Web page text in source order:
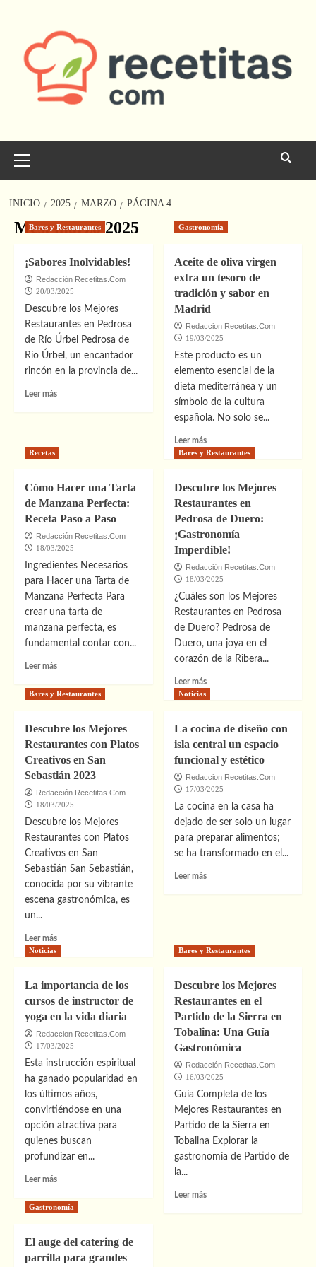
contenido
principal
INICIO 2025 MARZO PÁGINA 4
Mes:marzo 2025
Bares y Restaurantes
¡Sabores Inolvidables!
Redacción Recetitas.Com
20/03/2025
Descubre los Mejores
Restaurantes en Pedrosa
de Río Úrbel Pedrosa de
Río Úrbel, un encantador
rincón en la provincia de...
Leer másLeer
Inolvidables!
Gastronomía
Aceite de oliva virgen
extra un tesoro de
tradición y sabor en
Madrid
Redaccion Recetitas.Com
19/03/2025
Este producto es un
elemento esencial de la
dieta mediterránea y un
símbolo de la cultura
española. No solo se...
Leer másLeer
más
de
oliva
virgen
extra
un
de
y
sabor
en
Madrid
Recetas
Cómo Hacer una Tarta
de Manzana Perfecta:
Receta Paso a Paso
Redacción Recetitas.Com
18/03/2025
Ingredientes Necesarios
para Hacer una Tarta de
Manzana Perfecta Para
crear una tarta de
manzana perfecta, es
fundamental contar con...
Leer másLeer
sobre
una
Tarta
de
Manzana
Receta
a
Paso
Bares y Restaurantes
Descubre los Mejores
Restaurantes en
Pedrosa de Duero:
¡Gastronomía
Imperdible!
Redacción Recetitas.Com
18/03/2025
¿Cuáles son los Mejores
Restaurantes en Pedrosa
de Duero? Pedrosa de
Duero, una joya en el
corazón de la Ribera...
Leer másLeer
más
los
Mejores
Restaurantes
en
Pedrosa
¡Gastronomía
Imperdible!
Bares y Restaurantes
Descubre los Mejores
Restaurantes con Platos
Creativos en San
Sebastián 2023
Redacción Recetitas.Com
18/03/2025
Descubre los Mejores
Restaurantes con Platos
Creativos en San
Sebastián San Sebastián,
conocida por su vibrante
escena gastronómica, es
un...
Leer másLeer
los
Mejores
Restaurantes
con
Platos
Creativos
San
Sebastián
2023
Noticias
La cocina de diseño con
isla central un espacio
funcional y estético
Redaccion Recetitas.Com
17/03/2025
La cocina en la casa ha
dejado de ser solo un lugar
para preparar alimentos;
se ha transformado en el...
Leer másLeer
diseño
isla
espacio
funcional
y
estético
Noticias
La importancia de los
cursos de instructor de
yoga en la vida diaria
Redaccion Recetitas.Com
17/03/2025
Esta instrucción espiritual
ha ganado popularidad en
los últimos años,
convirtiéndose en una
opción atractiva para
quienes buscan
profundizar en...
Leer másLeer
sobre
de
los
Bares y Restaurantes
Descubre los Mejores
Restaurantes en el
Partido de la Sierra en
Tobalina: Una Guía
Gastronómica
Redacción Recetitas.Com
16/03/2025
Guía Completa de los
Mejores Restaurantes en
Partido de la Sierra en
Tobalina Explorar la
gastronomía de Partido de
la...
Leer másLeer
Gastronomía
El auge del catering de
parrilla para grandes